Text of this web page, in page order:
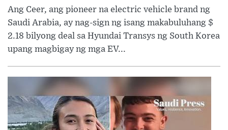
Ang Ceer, ang pioneer na electric vehicle brand ng
Saudi Arabia, ay nag-sign ng isang makabuluhang $
2.18 bilyong deal sa Hyundai Transys ng South Korea
upang magbigay ng mga EV...